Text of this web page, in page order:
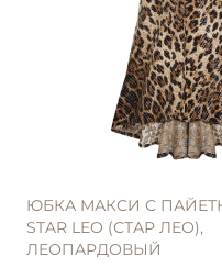
ЮБКА МАКСИ С
STAR LEO (СТАР ЛЕО),
ЛЕОПАРДОВЫЙ